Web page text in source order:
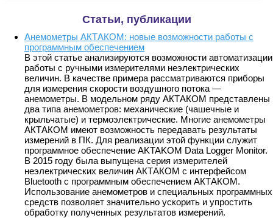
Статьи, публикации
Анемометры АКТАКОМ: новые возможности работы с
программным обеспечением
В этой статье анализируются возможности автоматизации
работы с ручными измерителями неэлектрических
величин. В качестве примера рассматриваются приборы
для измерения скорости воздушного потока —
анемометры. В модельном ряду АКТАКОМ представлены
два типа анемометров: механические (чашечные и
крыльчатые) и термоэлектрические. Многие анемометры
АКТАКОМ имеют возможность передавать результаты
измерений в ПК. Для реализации этой функции служит
программное обеспечение AKTAKOM Data Logger Monitor.
В 2015 году была выпущена серия измерителей
неэлектрических величин АКТАКОМ с интерфейсом
Bluetooth с программным обеспечением АКТАКОМ.
Использование анемометров и специальных программных
средств позволяет значительно ускорить и упростить
обработку полученных результатов измерений.